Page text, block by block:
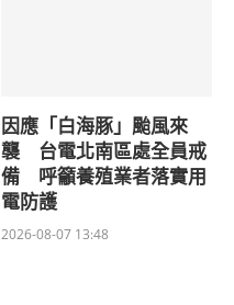
因應「白海豚」颱風來
襲 台電北南區處全員戒
備 呼籲養殖業者落實用
電防護
2026-08-07 13:48